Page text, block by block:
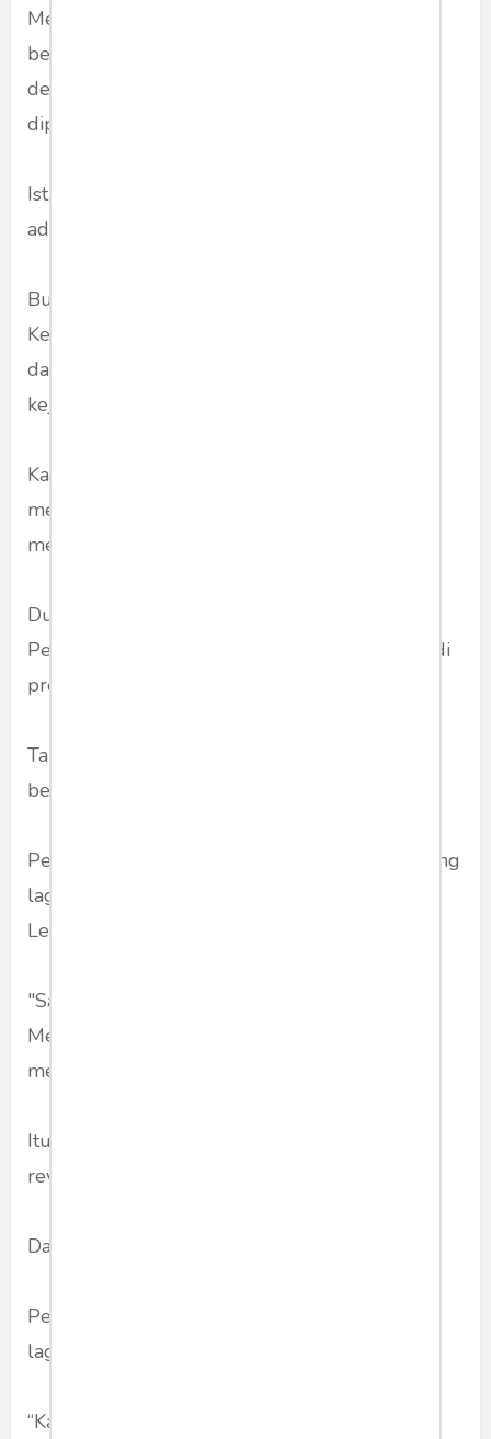
Mendengar kalimat itu publik bisa langsung
berimajinasi --siapa ya yang baru saja dipukul
dengan titanium Mega itu. Dan siapa yang
dipakai sebagai titanium untuk memukul itu.
Istilah lain yang juga muncul dalam pidato itu
adalah: kesabaran revolusioner.
Bu Mega terlihat sambil mengeluh-elus dada.
Ketika mengucapkannya. Pertanda betapa
dalamnya kesabaran itu --kesabaran dalam
kejengkelan.
Kali ini tidak perlu imajinasi untuk
memahaminya. Bu Mega sendiri yang
menjelaskannya --secara cetho welo-welo.
Dulu, saat PDI-Perjuangan memenangkan
Pemilu 1999, mestinya dirinyalah yang menjadi
presiden.
Tapi tidak bisa. Dikalahkan di DPR. Saat itu
belum ada pemilihan langsung.
Pemilu lima tahun lalu PDI-Perjuangan menang
lagi. Tapi jabatan ketua DPR jatuh ke Golkar.
Lewat penciptaan UU MD3.
"Saya ditipu terus. Dikerjain terus," ujar Bu
Mega. "Tapi kita jalan terus. Suatu saat pasti
mencapai kemenangan," tambahnya.
Itulah yang beliau istilahkan 'kesabaran
revolusioner'.
Dan semua itu tidak ada dalam teks pidato.
Pemilu kemarin itu PDI-Perjuangan menang
lagi. Apakah juga akan ditipu dan dikerjai lagi?
“Kali ini tidak mau. Tidak mau. Tidak mau," ujar